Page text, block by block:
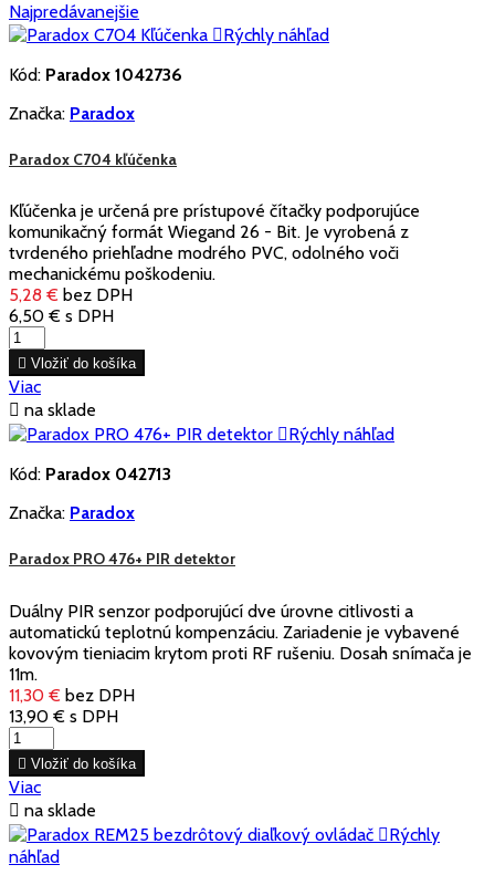
Najpredávanejšie
Rýchly náhľad
Kód: Paradox 1042736
Značka: Paradox
Paradox C704 kľúčenka
Kľúčenka je určená pre prístupové čítačky podporujúce
komunikačný formát Wiegand 26 - Bit. Je vyrobená z
tvrdeného priehľadne modrého PVC, odolného voči
mechanickému poškodeniu.
5,28 € bez DPH
6,50 € s DPH
 Vložiť do košíka
Viac
 na sklade
Rýchly náhľad
Kód: Paradox 042713
Značka: Paradox
Paradox PRO 476+ PIR detektor
Duálny PIR senzor podporujúcí dve úrovne citlivosti a
automatickú teplotnú kompenzáciu. Zariadenie je vybavené
kovovým tieniacim krytom proti RF rušeniu. Dosah snímača je
11m.
11,30 € bez DPH
13,90 € s DPH
 Vložiť do košíka
Viac
 na sklade
Rýchly
náhľad